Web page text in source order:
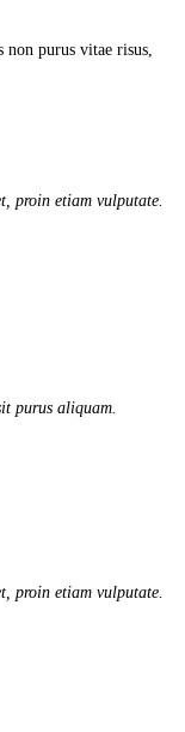
purus vitae risus,
proin etiam vulputate.
purus aliquam.
proin etiam vulputate.